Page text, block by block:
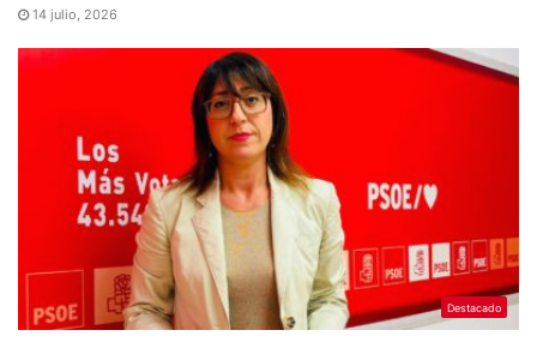
14 julio, 2026
Destacado